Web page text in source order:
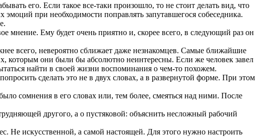
его. Если такое все-таки произошло, то не стоит делать вид, что
при необходимости поправлять запутавшегося собеседника.
мнение. Ему будет очень приятно и, скорее всего, в следующий раз он
всего, невероятно сближает даже незнакомцев. Самые ближайшие
которым они были бы абсолютно неинтересны. Если же человек завел
найти в своей жизни воспоминания о чем-то похожем.
сделать это не в двух словах, а в развернутой форме. При этом
сомнения в его словах или, тем более, смеяться над ними. После
другого, а о пустяковой: объяснить несложный рабочий
Не искусственной, а самой настоящей. Для этого нужно настроить